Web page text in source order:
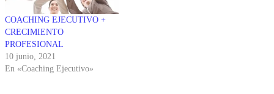
COACHING EJECUTIVO +
CRECIMIENTO
PROFESIONAL
10 junio, 2021
En «Coaching Ejecutivo»